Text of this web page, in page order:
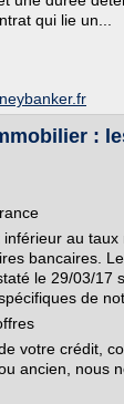
qui lie un...
:
inférieur au
bancaires.
le 29/03/17
de
votre crédit,
ancien, nous